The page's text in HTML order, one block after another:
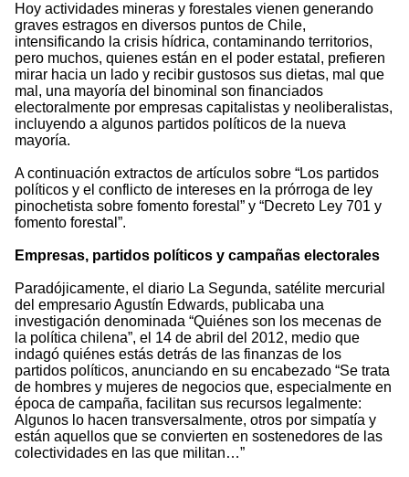
Hoy actividades mineras y forestales vienen generando
graves estragos en diversos puntos de Chile,
intensificando la crisis hídrica, contaminando territorios,
pero muchos, quienes están en el poder estatal, prefieren
mirar hacia un lado y recibir gustosos sus dietas, mal que
mal, una mayoría del binominal son financiados
electoralmente por empresas capitalistas y neoliberalistas,
incluyendo a algunos partidos políticos de la nueva
mayoría.
A continuación extractos de artículos sobre “Los partidos
políticos y el conflicto de intereses en la prórroga de ley
pinochetista sobre fomento forestal” y “Decreto Ley 701 y
fomento forestal”.
Empresas, partidos políticos y campañas electorales
Paradójicamente, el diario La Segunda, satélite mercurial
del empresario Agustín Edwards, publicaba una
investigación denominada “Quiénes son los mecenas de
la política chilena”, el 14 de abril del 2012, medio que
indagó quiénes estás detrás de las finanzas de los
partidos políticos, anunciando en su encabezado “Se trata
de hombres y mujeres de negocios que, especialmente en
época de campaña, facilitan sus recursos legalmente:
Algunos lo hacen transversalmente, otros por simpatía y
están aquellos que se convierten en sostenedores de las
colectividades en las que militan…”